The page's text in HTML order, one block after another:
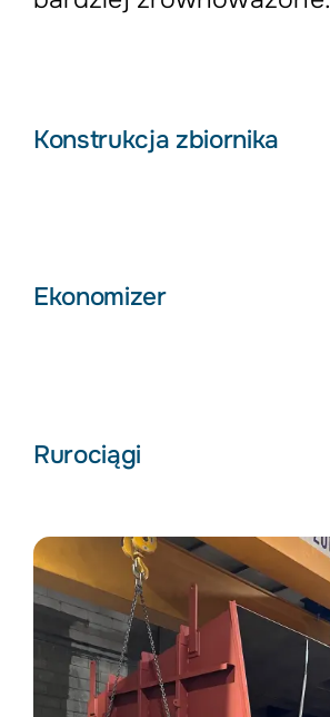
Konstrukcja zbiornika
Ekonomizer
Rurociągi